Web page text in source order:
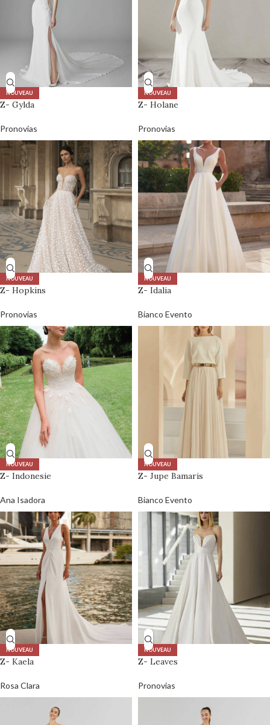
NOUVEAU
Z- Gylda
Pronovias
NOUVEAU
Z- Holane
Pronovias
NOUVEAU
Z- Hopkins
Pronovias
NOUVEAU
Z- Idalia
Bianco Evento
NOUVEAU
Z- Indonesie
Ana Isadora
NOUVEAU
Z- Jupe Bamaris
Bianco Evento
NOUVEAU
Z- Kaela
Rosa Clara
NOUVEAU
Z- Leaves
Pronovias